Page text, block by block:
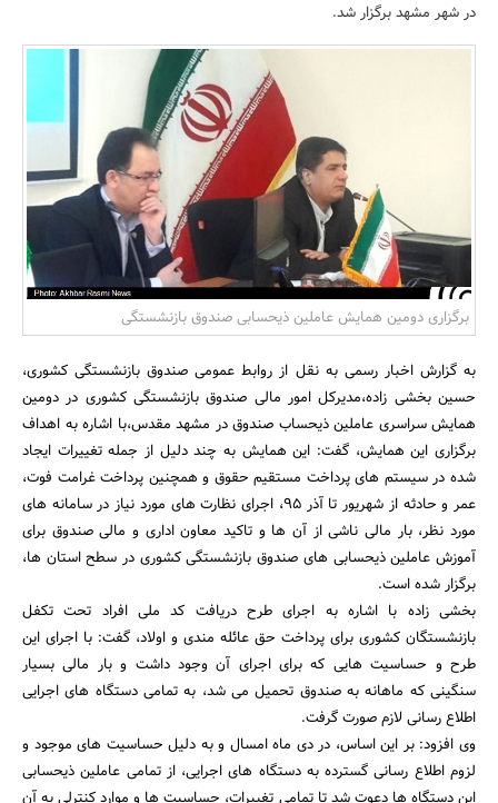
مسکن و ساختمان
جستجو
در شهر مشهد برگزار شد.
برگزاری دومین همایش عاملین ذیحسابی صندوق بازنشستگی
به گزارش اخبار رسمی به نقل از روابط عمومی صندوق بازنشستگی کشوری،
حسین بخشی زاده،مدیرکل امور مالی صندوق بازنشستگی کشوری در دومین
همایش سراسری عاملین ذیحساب صندوق در مشهد مقدس،با اشاره به اهداف
برگزاری این همایش، گفت: این همایش به چند دلیل از جمله تغییرات ایجاد
شده در سیستم های پرداخت مستقیم حقوق و همچنین پرداخت غرامت فوت،
عمر و حادثه از شهریور تا آذر ۹۵، اجرای نظارت های مورد نیاز در سامانه های
مورد نظر، بار مالی ناشی از آن ها و تاکید معاون اداری و مالی صندوق برای
آموزش عاملین ذیحسابی های صندوق بازنشستگی کشوری در سطح استان ها،
برگزار شده است.
بخشی زاده با اشاره به اجرای طرح دریافت کد ملی افراد تحت تکفل
بازنشستگان کشوری برای پرداخت حق عائله مندی و اولاد، گفت: با اجرای این
طرح و حساسیت هایی که برای اجرای آن وجود داشت و بار مالی بسیار
سنگینی که ماهانه به صندوق تحمیل می شد، به تمامی دستگاه های اجرایی
اطلاع رسانی لازم صورت گرفت.
وی افزود: بر این اساس، در دی ماه امسال و به دلیل حساسیت های موجود و
لزوم اطلاع رسانی گسترده به دستگاه های اجرایی، از تمامی عاملین ذیحسابی